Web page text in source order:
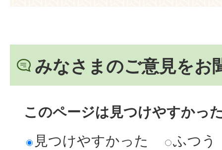
みなさまのご意見をお
このページは見つけやすかっ
見つけやすかった
ふつう